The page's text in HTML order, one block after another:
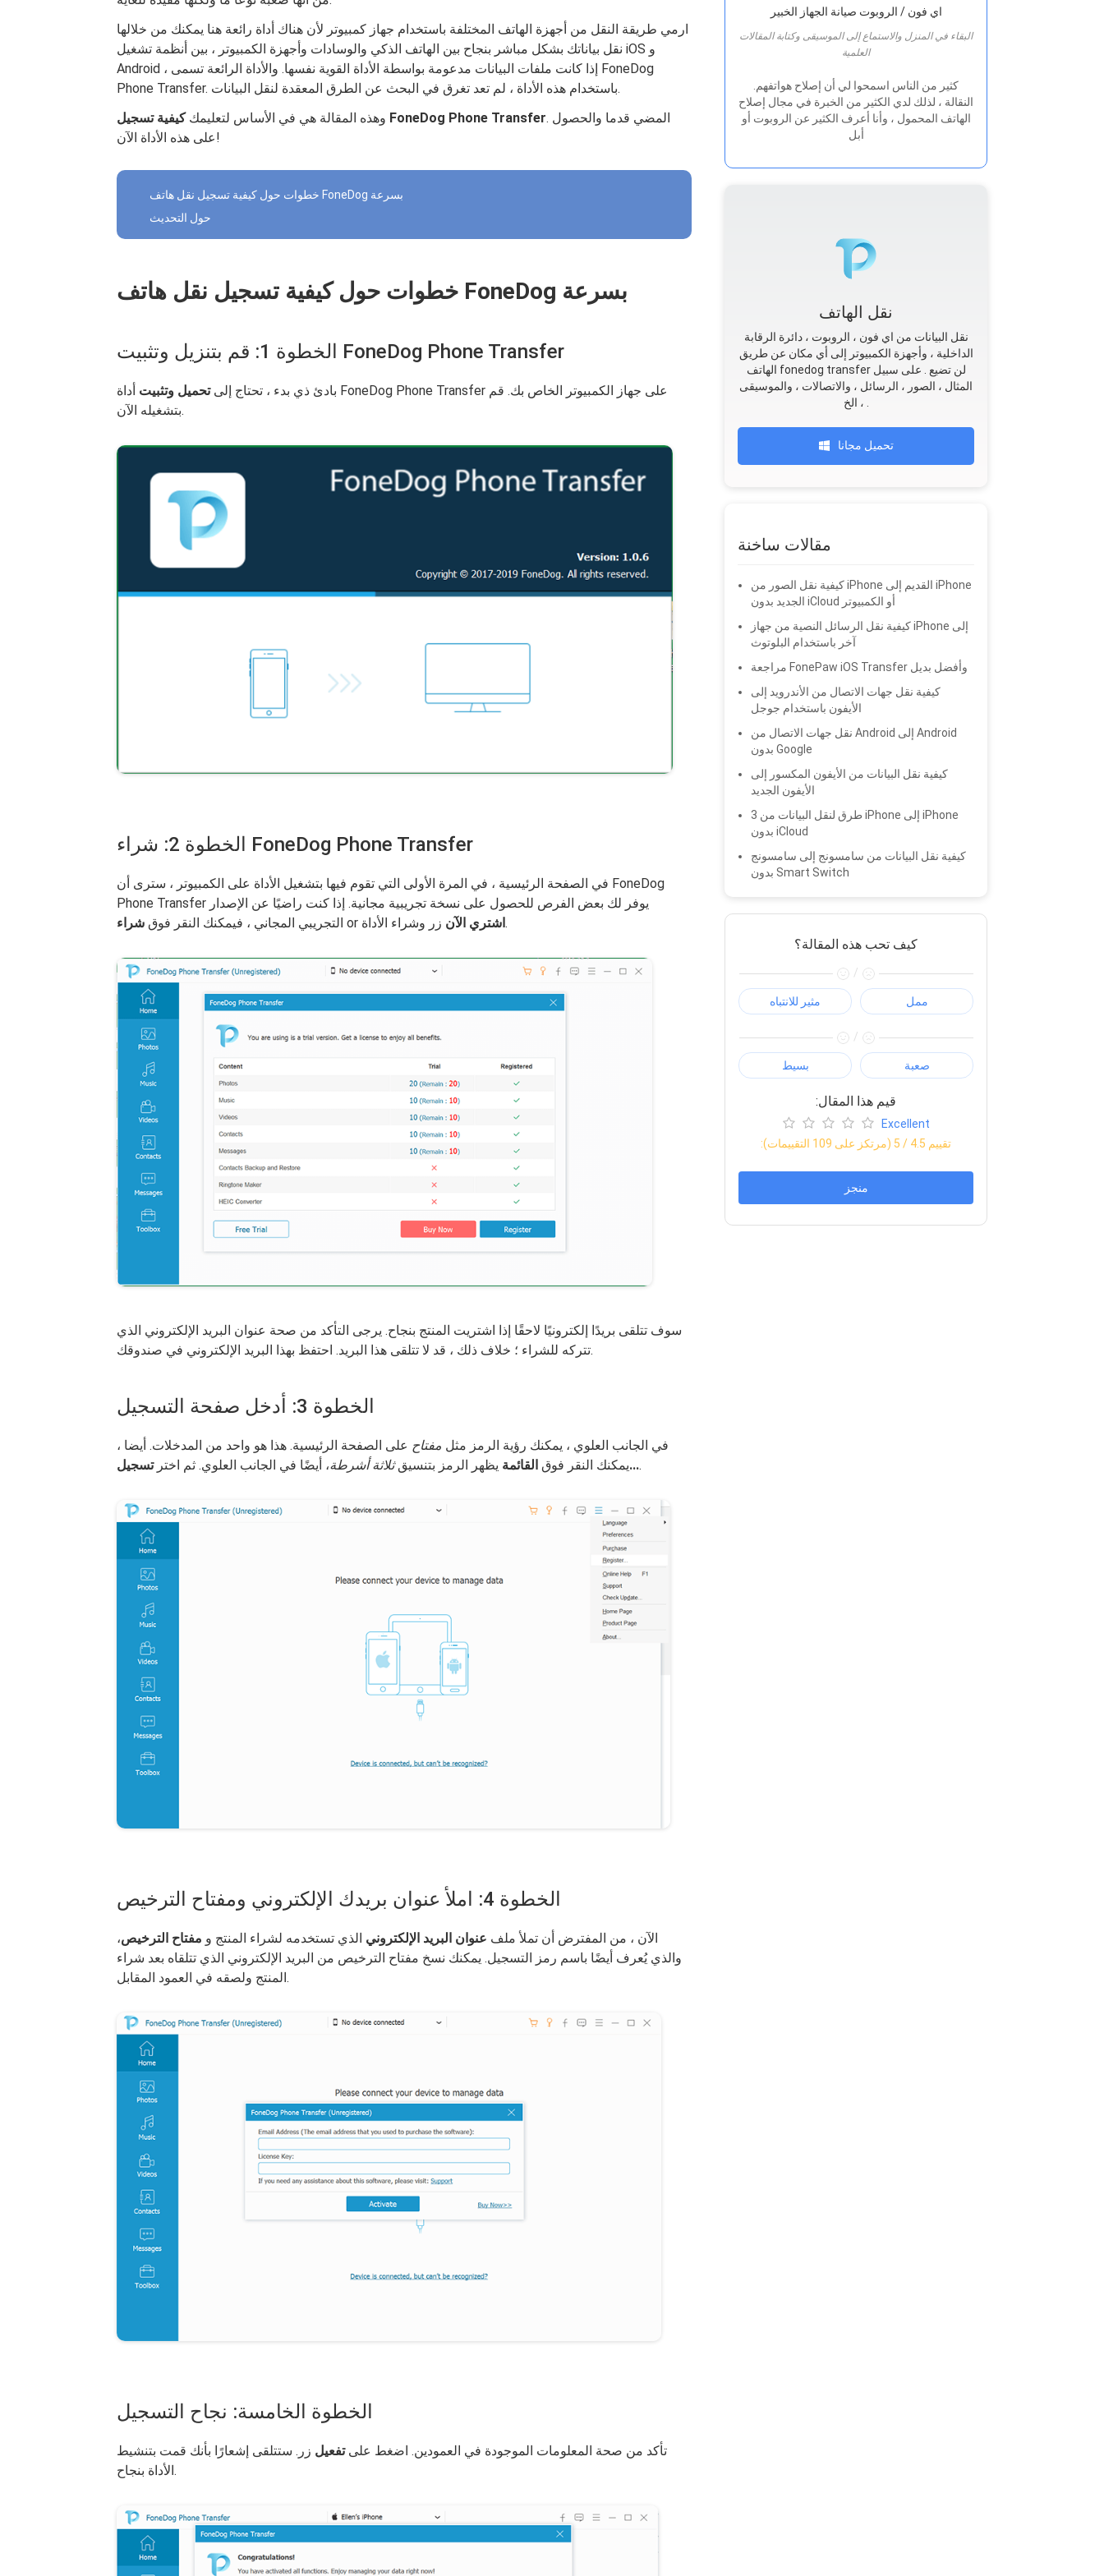
ارمي طريقة النقل من أجهزة الهاتف المختلفة باستخدام جهاز كمبيوتر لأن هناك أداة رائعة هنا يمكنك من خلالها
نقل بياناتك بشكل مباشر بنجاح بين الهاتف الذكي والوسادات وأجهزة الكمبيوتر ، بين أنظمة تشغيل iOS و
Android ، إذا كانت ملفات البيانات مدعومة بواسطة الأداة القوية نفسها. والأداة الرائعة تسمى FoneDog
Phone Transfer. باستخدام هذه الأداة ، لم تعد تغرق في البحث عن الطرق المعقدة لنقل البيانات.
وهذه المقالة هي في الأساس لتعليمك كيفية تسجيل FoneDog Phone Transfer. المضي قدما والحصول
على هذه الأداة الآن!
خطوات حول كيفية تسجيل نقل هاتف FoneDog بسرعة
حول التحديث
خطوات حول كيفية تسجيل نقل هاتف FoneDog بسرعة
الخطوة 1: قم بتنزيل وتثبيت FoneDog Phone Transfer
بادئ ذي بدء ، تحتاج إلىتحميل وتثبيت أداة FoneDog Phone Transfer على جهاز الكمبيوتر الخاص بك. قم
بتشغيله الآن.
الخطوة 2: شراء FoneDog Phone Transfer
في الصفحة الرئيسية ، في المرة الأولى التي تقوم فيها بتشغيل الأداة على الكمبيوتر ، سترى أن FoneDog
Phone Transfer يوفر لك بعض الفرص للحصول على نسخة تجريبية مجانية. إذا كنت راضيًا عن الإصدار
التجريبي المجاني ، فيمكنك النقر فوق شراء or اشتري الآنزر وشراء الأداة.
سوف تتلقى بريدًا إلكترونيًا لاحقًا إذا اشتريت المنتج بنجاح. يرجى التأكد من صحة عنوان البريد الإلكتروني الذي
تتركه للشراء ؛ خلاف ذلك ، قد لا تتلقى هذا البريد. احتفظ بهذا البريد الإلكتروني في صندوقك.
الخطوة 3: أدخل صفحة التسجيل
في الجانب العلوي ، يمكنك رؤية الرمز مثل مفتاح على الصفحة الرئيسية. هذا هو واحد من المدخلات. أيضا ،
يمكنك النقر فوق القائمة يظهر الرمز بتنسيقثلاثة أشرطة، أيضًا في الجانب العلوي. ثم اختر تسجيل....
الخطوة 4: املأ عنوان بريدك الإلكتروني ومفتاح الترخيص
الآن ، من المفترض أن تملأ ملف عنوان البريد الإلكتروني الذي تستخدمه لشراء المنتج و مفتاح الترخيص،
والذي يُعرف أيضًا باسم رمز التسجيل. يمكنك نسخ مفتاح الترخيص من البريد الإلكتروني الذي تتلقاه بعد شراء
المنتج ولصقه في العمود المقابل.
الخطوة الخامسة: نجاح التسجيل
تأكد من صحة المعلومات الموجودة في العمودين. اضغط علىتفعيل زر. ستتلقى إشعارًا بأنك قمت بتنشيط
الأداة بنجاح.
اي فون / الروبوت صيانة الجهاز الخبير
البقاء في المنزل والاستماع إلى الموسيقى وكتابة المقالات
العلمية
النقالة ، لذلك لدي الكثير من الخبرة في مجال إصلاح
الهاتف المحمول ، وأنا أعرف الكثير عن الروبوت أو
أبل
نقل الهاتف
نقل البيانات من اي فون ، الروبوت ، دائرة الرقابة
الداخلية ، وأجهزة الكمبيوتر إلى أي مكان عن طريق
الهاتف fonedog transfer لن تضيع . على سبيل
المثال ، الصور ، الرسائل ، والاتصالات ، والموسيقى
تحميل مجانا
مقالات ساخنة
كيفية نقل الصور من iPhone القديم إلى iPhone
الجديد بدون iCloud أو الكمبيوتر
كيفية نقل الرسائل النصية من جهاز iPhone إلى
آخر باستخدام البلوتوث
مراجعة FonePaw iOS Transfer وأفضل بديل
كيفية نقل جهات الاتصال من الأندرويد إلى
الأيفون باستخدام جوجل
نقل جهات الاتصال من Android إلى Android
بدون Google
كيفية نقل البيانات من الأيفون المكسور إلى
الأيفون الجديد
3 طرق لنقل البيانات من iPhone إلى iPhone
بدون iCloud
كيفية نقل البيانات من سامسونج إلى سامسونج
بدون Smart Switch
كيف تحب هذه المقالة؟
/
مثير للانتباه ممل
/
بسيط صعبة
:قيم هذا المقال
Excellent
:تقييم 4.5 / 5 (مرتكز على 109 التقييمات)
منجز